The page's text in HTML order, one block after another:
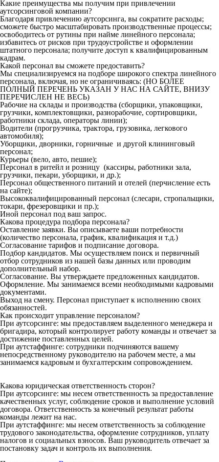
Какие преимущества мы получим при привлечении
аутсорсинговой компании?
Благодаря привлечению аутсорсинга, вы сократите расходы;
сможете быстро масштабировать производственные процессы;
освободитесь от рутины при найме линейного персонала;
избавитесь от рисков при трудоустройстве и оформлении
штатного персонала; получите доступ к квалифицированным
кадрам.
Какой персонал вы сможете предоставить?
Мы специализируемся на подборе широкого спектра линейного
персонала, включая, но не ограничиваясь: (НО БОЛЕЕ
ПОЛНЫЙ ПЕРЕЧЕНЬ УКАЗАН У НАС НА САЙТЕ, ВНИЗУ
ПЕРЕЧИСЛЕН НЕ ВЕСЬ)
Рабочие на склады и производства (сборщики, упаковщики,
грузчики, комплектовщики, разнорабочие, сортировщики,
работники склада, операторы линии);
Водители (прогрузчика, трактора, грузовика, легкового
автомобиля);
Уборщики, дворники, горничные и другой клининговый
персонал;
Курьеры (вело, авто, пешие);
Персонал в ритейл и розницу (кассиры, работники зала,
грузчики, пекари, уборщики, и др.);
Персонал общественного питаний и отелей (перчисление есть
на сайте);
Высококвалифицированный персонал (слесари, стропальщики,
токари, фрезеровщики и пр.);
Иной персонал под ваш запрос.
Какова процедура подбора персонала?
Оставление заявки. Вы описываете ваши потребности
(количество персонала, график, квалификация и т.д.)
Согласование тарифов и подписание договора.
Подбор кандидатов. Мы осуществляем поиск и первичный
отбор сотрудников из нашей базы данных или проводим
дополнительный набор.
Согласование. Вы утверждаете предложенных кандидатов.
Оформление. Мы занимаемся всеми необходимыми кадровыми
документами.
Выход на смену. Персонал приступает к исполнению своих
обязанностей.
Как происходит управление персоналом?
При аутсорсинге: мы предоставляем выделенного менеджера и
бригадира, который контролирует работу команды и отвечает за
достижение поставленных целей.
При аутстаффинге: сотрудники подчиняются вашему
непосредственному руководителю на рабочем месте, а мы
занимаемся кадровым и бухгалтерским сопровождением.
Какова юридическая ответственность сторон?
При аутсорсинге: мы несем ответственность за предоставление
качественных услуг, соблюдение сроков и выполнение условий
договора. Ответственность за конечный результат работы
команды лежит на нас.
При аутстаффинге: мы несем ответственность за соблюдение
трудового законодательства, оформление сотрудников, уплату
налогов и социальных взносов. Ваш руководитель отвечает за
постановку задач и контроль их выполнения.